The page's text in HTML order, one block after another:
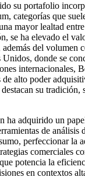
su portafolio
categorías que
mayor lealtad
se ha elevado el
del volumen
Unidos, donde se
internacionales,
de alto poder
su tradición,
ha adquirido un
de análisis
perfeccionar la
comerciales
potencia la
en contextos